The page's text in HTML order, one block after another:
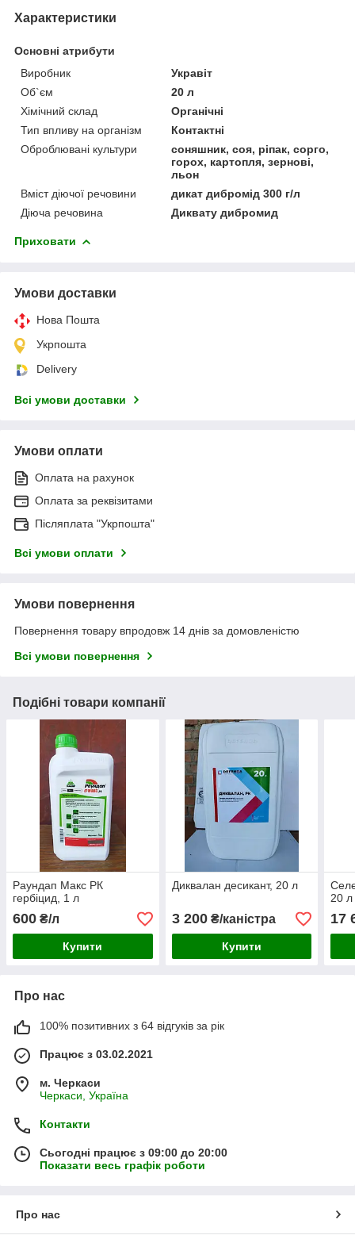
Характеристики
Основні атрибути
Виробник
Укравіт
Об`єм
20 л
Хімічний склад
Органічні
Тип впливу на організм
Контактні
Оброблювані культури
соняшник, соя, ріпак, сорго,
горох, картопля, зернові,
льон
Вміст діючої речовини
дикат дибромід 300 г/л
Діюча речовина
Диквату дибромид
Приховати
Умови доставки
Нова Пошта
Укрпошта
Delivery
Всі умови доставки
Умови оплати
Оплата на рахунок
Оплата за реквізитами
Післяплата "Укрпошта"
Всі умови оплати
Умови повернення
Повернення товару впродовж 14 днів за домовленістю
Всі умови повернення
Подібні товари компанії
Раундап Макс РК
гербіцид, 1 л
600 ₴/л
Купити
Диквалан десикант, 20 л
3 200₴/каністра
Купити
20 л
17
Про нас
100% позитивних з 64 відгуків за рік
Працює з 03.02.2021
м. Черкаси
Черкаси, Україна
Контакти
Сьогодні працює з 09:00 до 20:00
Показати весь графік роботи
Про нас